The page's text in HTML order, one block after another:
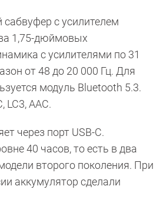
с усилителем
1,75-дюймовых
с усилителями по 31
от 48 до 20 000 Гц. Для
модуль Bluetooth 5.3.
LC3, AAC.
через порт USB-C.
40 часов, то есть в два
второго поколения. При
аккумулятор сделали